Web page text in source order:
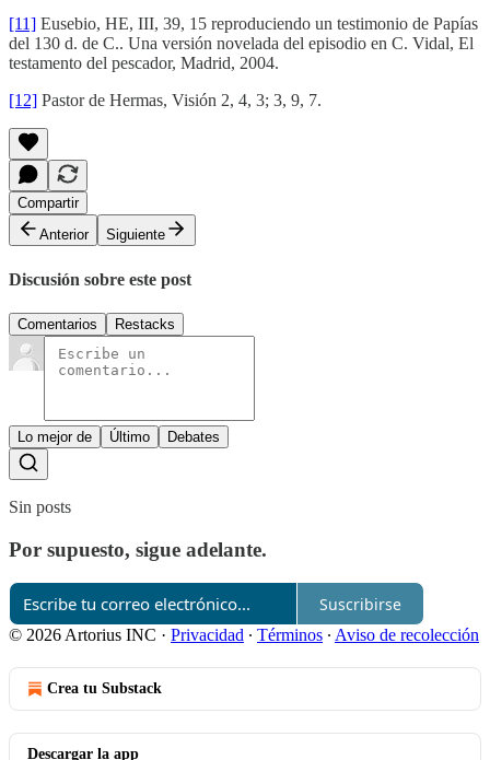
[11] Eusebio, HE, III, 39, 15 reproduciendo un testimonio de Papías
del 130 d. de C.. Una versión novelada del episodio en C. Vidal, El
testamento del pescador, Madrid, 2004.
[12] Pastor de Hermas, Visión 2, 4, 3; 3, 9, 7.
Compartir
Anterior
Siguiente
Discusión sobre este post
Comentarios Restacks
Lo mejor de Último Debates
Sin posts
Por supuesto, sigue adelante.
Suscribirse
© 2026 Artorius INC · Privacidad ∙ Términos ∙ Aviso de recolección
Crea tu Substack
Descargar la app